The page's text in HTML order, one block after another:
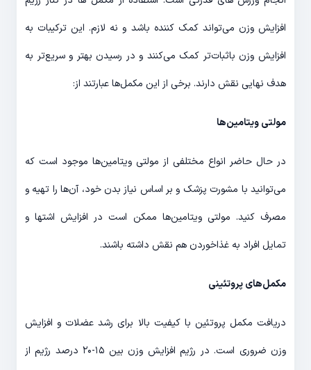
افزایش وزن می‌تواند کمک کننده باشد و نه لازم. این ترکیبات به
افزایش وزن باثبات‌تر کمک می‌کنند و در رسیدن بهتر و سریع‌تر به
هدف نهایی نقش دارند. برخی از این مکمل‌ها عبارتند از:
مولتی ویتامین‌ها
در حال حاضر انواع مختلفی از مولتی ویتامین‌ها موجود است که
می‌توانید با مشورت پزشک و بر اساس نیاز بدن خود، آن‌ها را تهیه و
مصرف کنید. مولتی ویتامین‌ها ممکن است در افزایش اشتها و
تمایل افراد به غذاخوردن هم نقش داشته باشند.
مکمل‌های پروتئینی
دریافت مکمل پروتئین با کیفیت بالا برای رشد عضلات و افزایش
وزن ضروری است. در رژیم افزایش وزن بین ۱۵-۲۰ درصد رژیم از